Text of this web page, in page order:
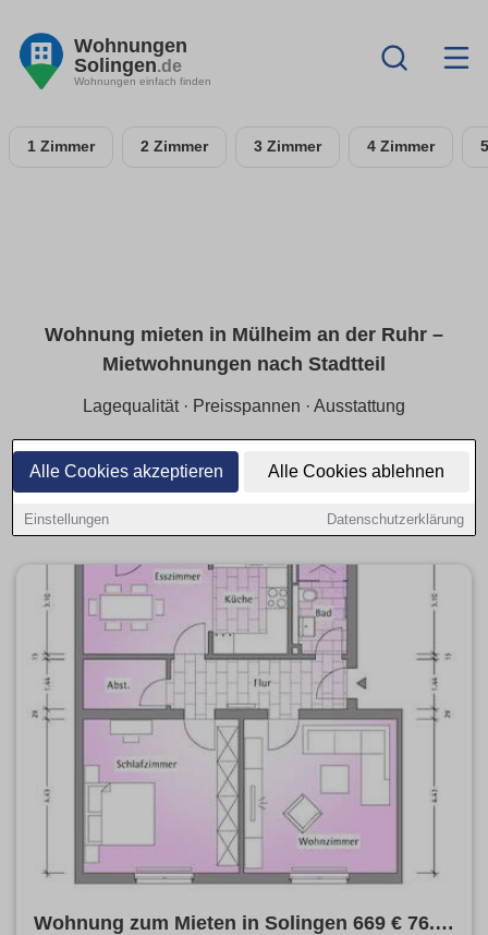
Alle Cookies akzeptieren Alle Cookies ablehnen
Einstellungen Datenschutzerklärung
Wohnungen
Solingen.de
Wohnungen einfach finden
1 Zimmer 2 Zimmer 3 Zimmer 4 Zimmer
Wohnung mieten in Mülheim an der Ruhr –
Miet­wohnungen nach Stadtteil
Lagequalität · Preisspannen · Ausstattung
Finde Mietwohnungen in Mülheim an der Ruhr gezielt nach
Stadtteil und ruhiger Lage. Wir zeigen aktuelle Preisspannen
(Kaltmiete), Hinweise zu Nebenkosten und filtern
provisionsfrei, Balkon, Parkplatz oder Haustiere erlaubt.
Wohnung zum Mieten in Solingen 669 € 76.5